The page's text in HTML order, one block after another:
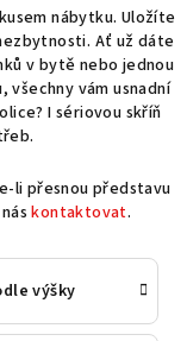
nábytku. Uložíte
Ať už dáte
v bytě nebo jednou
všechny vám usnadní
I sériovou skříň
li přesnou představu
kontaktovat.
výšky